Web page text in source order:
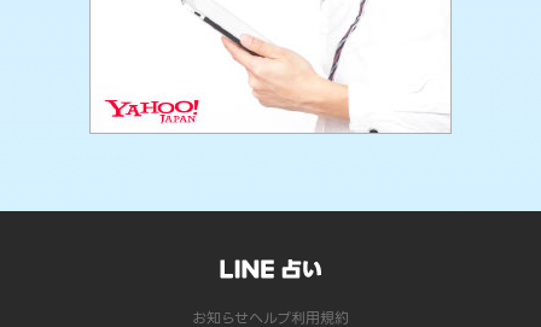
お知らせヘルプ利用規約